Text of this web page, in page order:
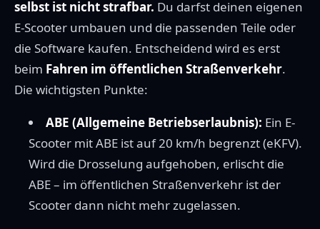
selbst ist nicht strafbar. Du darfst deinen eigenen
E-Scooter umbauen und die passenden Teile oder
die Software kaufen. Entscheidend wird es erst
beim Fahren im öffentlichen Straßenverkehr.
Die wichtigsten Punkte:
ABE (Allgemeine Betriebserlaubnis): Ein E-
Scooter mit ABE ist auf 20 km/h begrenzt (eKFV).
Wird die Drosselung aufgehoben, erlischt die
ABE – im öffentlichen Straßenverkehr ist der
Scooter dann nicht mehr zugelassen.